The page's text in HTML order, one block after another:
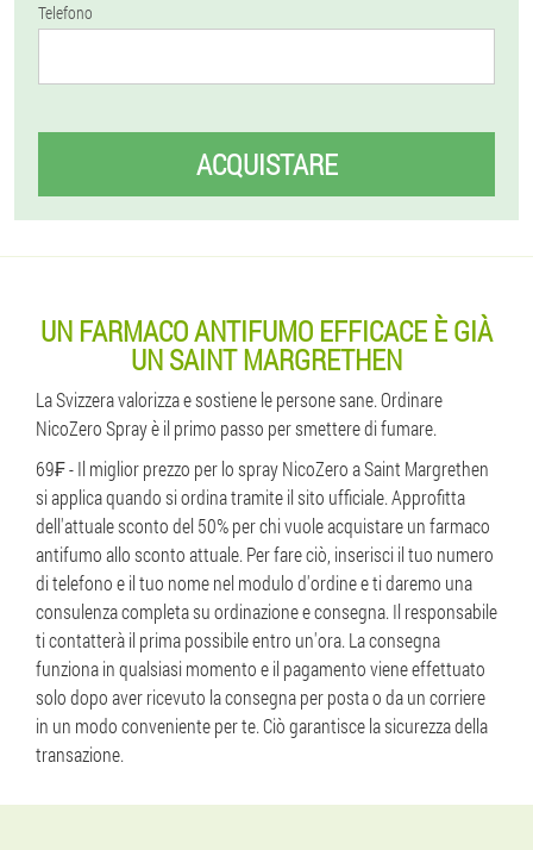
Telefono
ACQUISTARE
UN FARMACO ANTIFUMO EFFICACE È GIÀ
UN SAINT MARGRETHEN
La Svizzera valorizza e sostiene le persone sane. Ordinare
NicoZero Spray è il primo passo per smettere di fumare.
69₣ - Il miglior prezzo per lo spray NicoZero a Saint Margrethen
si applica quando si ordina tramite il sito ufficiale. Approfitta
dell'attuale sconto del 50% per chi vuole acquistare un farmaco
antifumo allo sconto attuale. Per fare ciò, inserisci il tuo numero
di telefono e il tuo nome nel modulo d'ordine e ti daremo una
consulenza completa su ordinazione e consegna. Il responsabile
ti contatterà il prima possibile entro un'ora. La consegna
funziona in qualsiasi momento e il pagamento viene effettuato
solo dopo aver ricevuto la consegna per posta o da un corriere
in un modo conveniente per te. Ciò garantisce la sicurezza della
transazione.